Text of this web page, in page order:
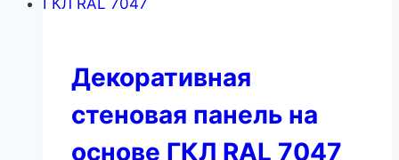
Декоративная
стеновая панель на
основе ГКЛ RAL 7047